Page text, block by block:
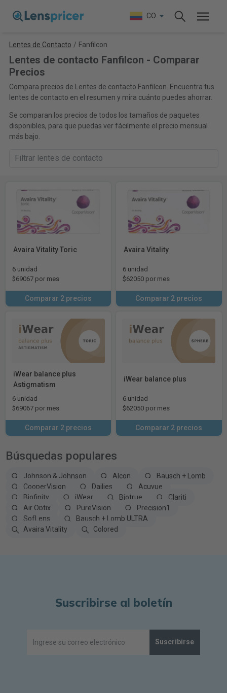
CO
Lentes de Contacto / Fanfilcon
Lentes de contacto Fanfilcon - Comparar
Precios
Compara precios de Lentes de contacto Fanfilcon. Encuentra tus
lentes de contacto en el resumen y mira cuánto puedes ahorrar.
Se comparan los precios de todos los tamaños de paquetes
disponibles, para que puedas ver fácilmente el precio mensual
más bajo.
Avaira Vitality Toric
6 unidad
$69067 por mes
Comparar 2 precios
Avaira Vitality
6 unidad
$62050 por mes
Comparar 2 precios
iWear balance plus
Astigmatism
6 unidad
$69067 por mes
Comparar 2 precios
iWear balance plus
6 unidad
$62050 por mes
Comparar 2 precios
Búsquedas populares
Johnson & Johnson Alcon
Bausch + Lomb
CooperVision
Dailies
Acuvue
Biofinity
iWear Biotrue
Clariti
Air Optix
PureVision
Precision1
SofLens
Bausch + Lomb ULTRA
Avaira Vitality
Colored
Suscribirse al boletín
Suscribirse